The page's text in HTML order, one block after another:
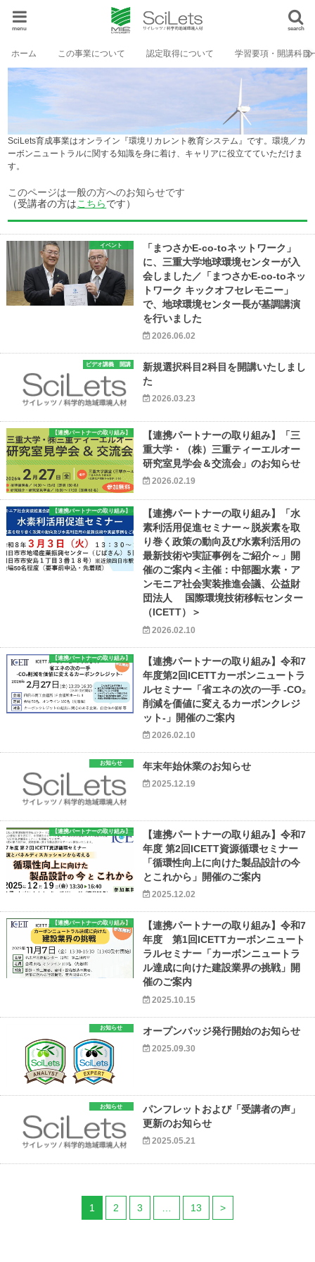
search
menu
ホーム この事業について 認定取得について 学習要項・開講科目
SciLets育成事業はオンライン『環境リカレント教育システム』です。環境／カ
ーボンニュートラルに関する知識を身に着け、キャリアに役立てていただけま
す。
このページは一般の方へのお知らせです
（受講者の方は こちら です）
イベント
「まつさかE-co-toネットワーク」
に、三重大学地球環境センターが入
会しました／「まつさかE-co-toネッ
トワーク キックオフセレモニー」
で、地球環境センター長が基調講演
を行いました
2026.06.02
ビデオ講義 開講
新規選択科目2科目を開講いたしまし
た
2026.03.23
【連携パートナーの取り組み】
【連携パートナーの取り組み】「三
重大学・（株）三重ティーエルオー
研究室見学会＆交流会」のお知らせ
2026.02.19
【連携パートナーの取り組み】
【連携パートナーの取り組み】「水
素利活用促進セミナー～脱炭素を取
り巻く政策の動向及び水素利活用の
最新技術や実証事例をご紹介～」開
催のご案内＜主催：中部圏水素・ア
ンモニア社会実装推進会議、公益財
団法人 国際環境技術移転センター
（ICETT）＞
2026.02.10
【連携パートナーの取り組み】
【連携パートナーの取り組み】令和7
年度第2回ICETTカーボンニュートラ
ルセミナー「省エネの次の一手 -CO₂
削減を価値に変えるカーボンクレジ
ット-」開催のご案内
2026.02.10
お知らせ 年末年始休業のお知らせ
2025.12.19
【連携パートナーの取り組み】
【連携パートナーの取り組み】令和7
年度 第2回ICETT資源循環セミナー
「循環性向上に向けた製品設計の今
とこれから」開催のご案内
2025.12.02
【連携パートナーの取り組み】
【連携パートナーの取り組み】令和7
年度 第1回ICETTカーボンニュート
ラルセミナー「カーボンニュートラ
ル達成に向けた建設業界の挑戦」開
催のご案内
2025.10.15
お知らせ オープンバッジ発行開始のお知らせ
2025.09.30
お知らせ
パンフレットおよび「受講者の声」
更新のお知らせ
2025.05.21
1 2 3 13 >